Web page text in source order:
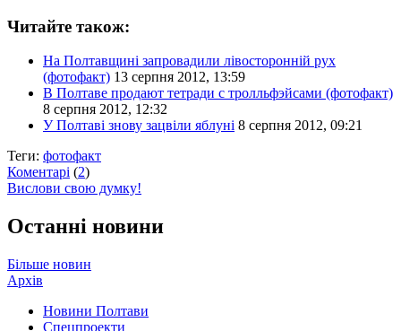
Читайте також:
На Полтавщині запровадили лівосторонній рух
(фотофакт) 13 серпня 2012, 13:59
В Полтаве продают тетради с тролльфэйсами (фотофакт)
8 серпня 2012, 12:32
У Полтаві знову зацвіли яблуні 8 серпня 2012, 09:21
Теги: фотофакт
Коментарі (2)
Вислови свою думку!
Останні новини
Більше новин
Архів
Новини Полтави
Спецпроекти